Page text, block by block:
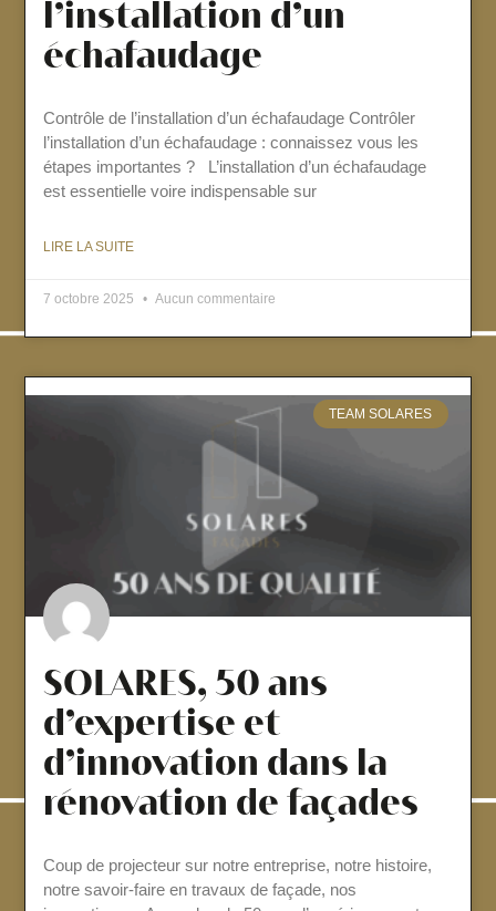
l’installation d’un
échafaudage
Contrôle de l’installation d’un échafaudage Contrôler
l’installation d’un échafaudage : connaissez vous les
étapes importantes ? L’installation d’un échafaudage
est essentielle voire indispensable sur
LIRE LA SUITE
7 octobre 2025 Aucun commentaire
TEAM SOLARES
SOLARES, 50 ans
d’expertise et
d’innovation dans la
rénovation de façades
Coup de projecteur sur notre entreprise, notre histoire,
notre savoir-faire en travaux de façade, nos